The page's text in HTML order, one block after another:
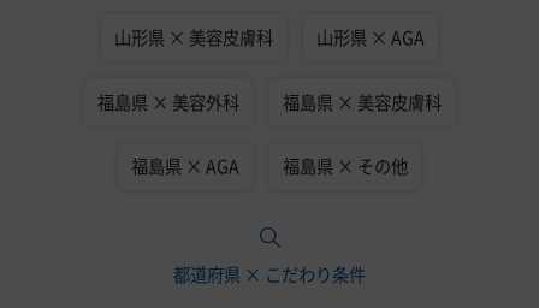
山形県 × 美容皮膚科 山形県 × AGA
福島県 × 美容外科 福島県 × 美容皮膚科
福島県 × AGA 福島県 × その他
都道府県 × こだわり条件